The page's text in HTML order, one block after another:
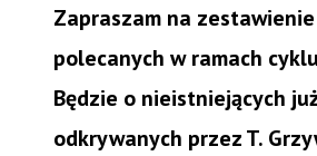
Zapraszam na
polecanych w ramach cyklu
Będzie o nieistniejących
odkrywanych przez T.